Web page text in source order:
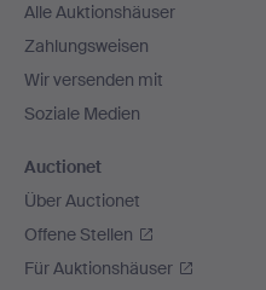
Alle Auktionshäuser
Zahlungsweisen
Wir versenden mit
Soziale Medien
Auctionet
Über Auctionet
Offene Stellen
Für Auktionshäuser